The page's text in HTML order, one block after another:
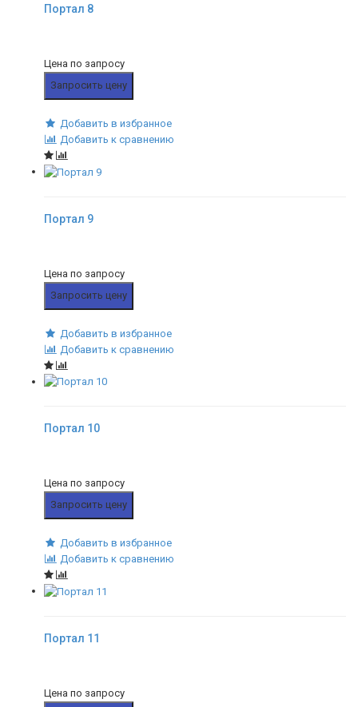
Портал 8
Цена по запросу
Запросить цену
Добавить в избранное
Добавить к сравнению
Портал 9
Цена по запросу
Запросить цену
Добавить в избранное
Добавить к сравнению
Портал 10
Цена по запросу
Запросить цену
Добавить в избранное
Добавить к сравнению
Портал 11
Цена по запросу